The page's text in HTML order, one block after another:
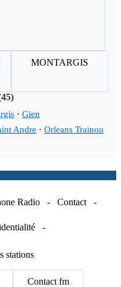
MONTARGIS
· Gien
Andre · Orleans Trainou
Radio - Contact -
-
stations
Contact fm